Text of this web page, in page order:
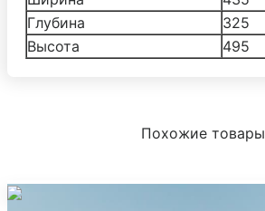
Глубина
325
Высота
495
Похожие товары